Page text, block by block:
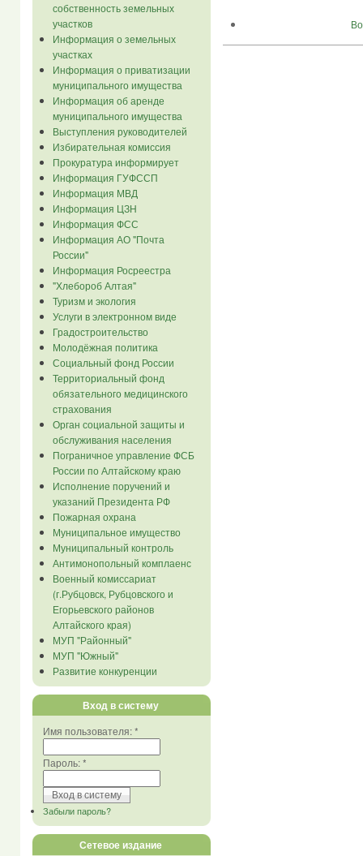
собственность земельных
участков
Информация о земельных
участках
Информация о приватизации
муниципального имущества
Информация об аренде
муниципального имущества
Выступления руководителей
Избирательная комиссия
Прокуратура информирует
Информация ГУФССП
Информация МВД
Информация ЦЗН
Информация ФСС
Информация АО "Почта
России"
Информация Росреестра
"Хлебороб Алтая"
Туризм и экология
Услуги в электронном виде
Градостроительство
Молодёжная политика
Социальный фонд России
Территориальный фонд
обязательного медицинского
страхования
Орган социальной защиты и
обслуживания населения
Пограничное управление ФСБ
России по Алтайскому краю
Исполнение поручений и
указаний Президента РФ
Пожарная охрана
Муниципальное имущество
Муниципальный контроль
Антимонопольный комплаенс
Военный комиссариат
(г.Рубцовск, Рубцовского и
Егорьевского районов
Алтайского края)
МУП "Районный"
МУП "Южный"
Развитие конкуренции
Вход в систему
Имя пользователя:*
Пароль:*
Забыли пароль?
Сетевое издание